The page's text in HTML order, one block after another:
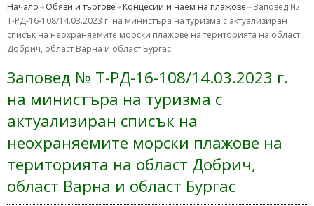
Начало Обяви и търгове Концесии и наем на плажове
Заповед №
Т-РД-16-108/14.03.2023 г. на министъра на туризма с актуализиран
списък на неохраняемите морски плажове на територията на област
Добрич, област Варна и област Бургас
Заповед № Т-РД-16-108/14.03.2023 г.
на министъра на туризма с
актуализиран списък на
неохраняемите морски плажове на
територията на област Добрич,
област Варна и област Бургас